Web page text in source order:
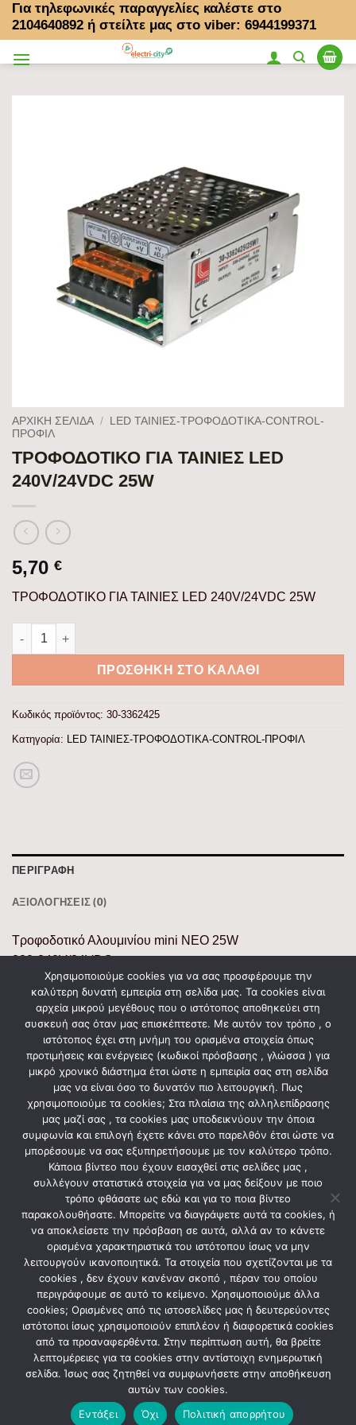
Μετάβαση
στο
Για τηλεφωνικές παραγγελίες καλέστε στο
2104640892 ή στείλτε μας στο viber: 6944199371
ΑΡΧΙΚΉ ΣΕΛΊΔΑ /
LED ΤΑΙΝΙΕΣ-ΤΡΟΦΟΔΟΤΙΚΑ-CONTROL-
ΠΡΟΦΙΛ
ΤΡΟΦΟΔΟΤΙΚΟ ΓΙΑ ΤΑΙΝΙΕΣ LED
240V/24VDC 25W
5,70 €
ΤΡΟΦΟΔΟΤΙΚΟ ΓΙΑ ΤΑΙΝΙΕΣ LED 240V/24VDC 25W
ΤΡΟΦΟΔΟΤΙΚΟ ΓΙΑ ΤΑΙΝΙΕΣ LED 240V/24VDC 25W ποσότητα
ΠΡΟΣΘΉΚΗ ΣΤΟ ΚΑΛΆΘΙ
Κωδικός προϊόντος: 30-3362425
Κατηγορία: LED ΤΑΙΝΙΕΣ-ΤΡΟΦΟΔΟΤΙΚΑ-CONTROL-ΠΡΟΦΙΛ
ΠΕΡΙΓΡΑΦΉ
ΑΞΙΟΛΟΓΉΣΕΙΣ (0)
Τροφοδοτικό Αλουμινίου mini ΝΕΟ 25W
220-240V/24VDC
Input: 220-240VAC 0,3A
50/60Hz
Output:24VDC 1A
Με Προστασία Από Υπερφόρτωση & Βραχυκύκλωμα
L:85mm W:58mmm h:37mm
ΣΧΕΤΙΚΆ ΠΡΟΪΌΝΤΑ
LED ΤΑΙΝΙΕΣ-ΤΡΟΦΟΔΟΤΙΚΑ-CONTROL-ΠΡΟΦΙΛ
ΤΑΙΝΙΑ COB LED 5m 24VDC
14W/m 480LED/m ΛΕΥΚΟ
IP20
LED ΤΑΙΝΙΕΣ-ΤΡΟΦΟΔΟΤΙΚΑ-CONTROL-ΠΡΟΦΙΛ
ΤΡΟΦΟΔΟΤΙΚΟ ΣΤΕΝΟ ΓΙΑ
ΤΑΙΝΙΕΣ LED 240V/12VDC
60W 365*18*15
11,20
Χρησιμοποιούμε cookies για να σας προσφέρουμε την
καλύτερη δυνατή εμπειρία στη σελίδα μας. Τα cookies είναι
αρχεία μικρού μεγέθους που ο ιστότοπος αποθηκεύει στη
συσκευή σας όταν μας επισκέπτεστε. Με αυτόν τον τρόπο , ο
ιστότοπος έχει στη μνήμη του ορισμένα στοιχεία όπως
προτιμήσεις και ενέργειες (κωδικοί πρόσβασης , γλώσσα ) για
μικρό χρονικό διάστημα έτσι ώστε η εμπειρία σας στη σελίδα
μας να είναι όσο το δυνατόν πιο λειτουργική. Πως
χρησιμοποιούμε τα cookies; Στα πλαίσια της αλληλεπίδρασης
μας μαζί σας , τα cookies μας υποδεικνύουν την όποια
συμφωνία και επιλογή έχετε κάνει στο παρελθόν έτσι ώστε να
μπορέσουμε να σας εξυπηρετήσουμε με τον καλύτερο τρόπο.
Κάποια βίντεο που έχουν εισαχθεί στις σελίδες μας ,
συλλέγουν στατιστικά στοιχεία για να μας δείξουν με ποιο
τρόπο φθάσατε ως εδώ και για το ποια βίντεο
παρακολουθήσατε. Μπορείτε να διαγράψετε αυτά τα cookies, ή
να αποκλείσετε την πρόσβαση σε αυτά, αλλά αν το κάνετε
ορισμένα χαρακτηριστικά του ιστότοπου ίσως να μην
λειτουργούν ικανοποιητικά. Τα στοιχεία που σχετίζονται με τα
cookies , δεν έχουν κανέναν σκοπό , πέραν του οποίου
περιγράφουμε σε αυτό το κείμενο. Χρησιμοποιούμε άλλα
cookies; Ορισμένες από τις ιστοσελίδες μας ή δευτερεύοντες
ιστότοποι ίσως χρησιμοποιούν επιπλέον ή διαφορετικά cookies
από τα προαναφερθέντα. Στην περίπτωση αυτή, θα βρείτε
λεπτομέρειες για τα cookies στην αντίστοιχη ενημερωτική
σελίδα. Ίσως σας ζητηθεί να συμφωνήσετε στην αποθήκευση
αυτών των cookies.
Εντάξει
Όχι Πολιτική απορρήτου